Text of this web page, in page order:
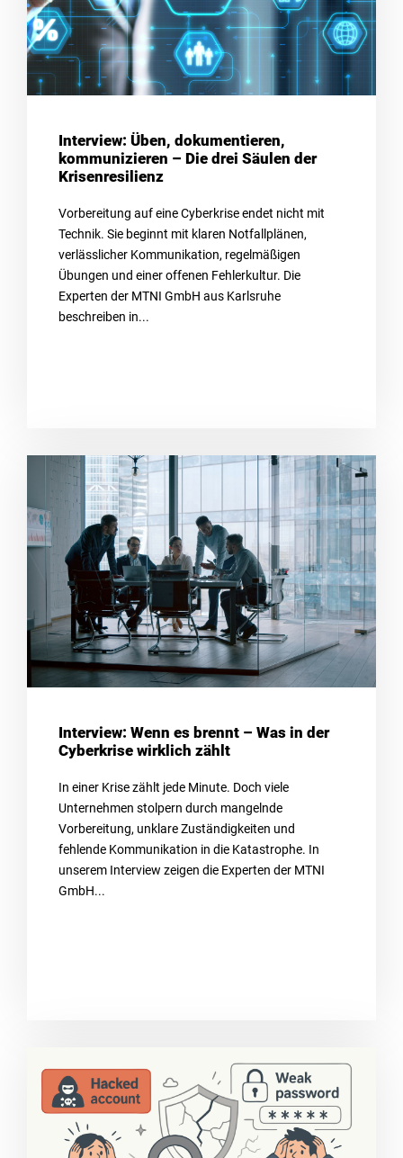
Interview: Üben, dokumentieren,
kommunizieren – Die drei Säulen der
Krisenresilienz
Vorbereitung auf eine Cyberkrise endet nicht mit
Technik. Sie beginnt mit klaren Notfallplänen,
verlässlicher Kommunikation, regelmäßigen
Übungen und einer offenen Fehlerkultur. Die
Experten der MTNI GmbH aus Karlsruhe
beschreiben in...
Interview: Wenn es brennt – Was in der
Cyberkrise wirklich zählt
In einer Krise zählt jede Minute. Doch viele
Unternehmen stolpern durch mangelnde
Vorbereitung, unklare Zuständigkeiten und
fehlende Kommunikation in die Katastrophe. In
unserem Interview zeigen die Experten der MTNI
GmbH...